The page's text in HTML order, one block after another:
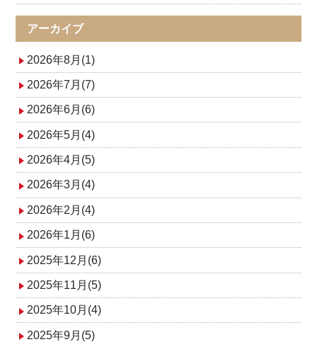
シ
ョ
ン
アーカイブ
2026年8月(1)
2026年7月(7)
2026年6月(6)
2026年5月(4)
2026年4月(5)
2026年3月(4)
2026年2月(4)
2026年1月(6)
2025年12月(6)
2025年11月(5)
2025年10月(4)
2025年9月(5)